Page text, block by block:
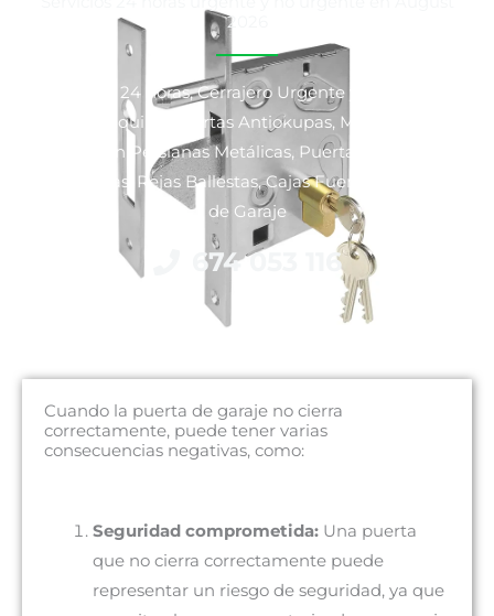
2026
Cerrajeros 24 horas, Cerrajero Urgente y No Urgente,
Venta y Alquiler Puertas Antiokupas, Motorización y
Reparación Persianas Metálicas, Puertas Blindadas y
Acorazadas, Rejas Ballestas, Cajas Fuertes y Puertas
de Garaje
674 053 116
Cuando la puerta de garaje no cierra
correctamente, puede tener varias
consecuencias negativas, como:
Seguridad comprometida:Una puerta
que no cierra correctamente puede
representar un riesgo de seguridad, ya que